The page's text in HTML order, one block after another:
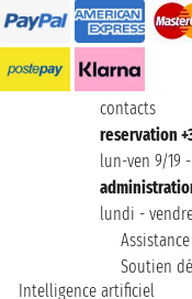
contacts
reservation
lun-ven 9/19
lundi -
Soutien
Intelligence artificiel